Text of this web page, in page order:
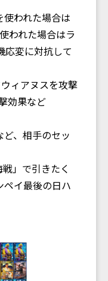
使われた場合は
われた場合はラ
応変に対抗して
ィアヌスを攻撃
効果など
ど、相手のセッ
」で引きたく
ペイ最後の日ハ